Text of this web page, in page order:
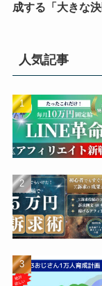
成する「大きな決
人気記事